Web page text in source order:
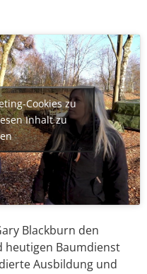
Cookies zu
Inhalt zu
Blackburn den
heutigen Baumdienst
Ausbildung und